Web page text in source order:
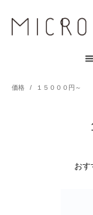
価格 / １５０００円～
お